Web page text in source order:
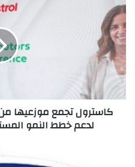
تجمع
موزعيها
من
شمال
وشرق
وغرب
أفريقيا
لدعم
خططكاسترول تجمع موزعيها
لدعم خطط النمو